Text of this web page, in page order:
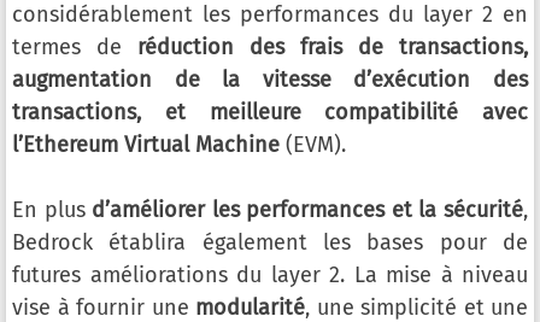
considérablement les performances du layer 2 en
termes de réduction des frais de transactions,
augmentation de la vitesse d’exécution des
transactions, et meilleure compatibilité avec
l’Ethereum Virtual Machine (EVM).
En plus d’améliorer les performances et la sécurité,
Bedrock établira également les bases pour de
futures améliorations du layer 2. La mise à niveau
vise à fournir une modularité, une simplicité et une